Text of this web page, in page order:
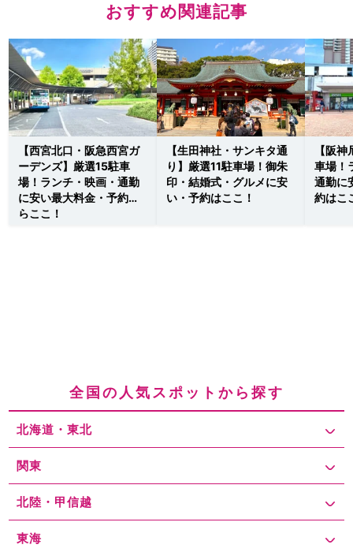
おすすめ関連記事
【西宮北口・阪急西宮ガ
ーデンズ】厳選15駐車
場！ランチ・映画・通勤
に安い最大料金・予約な
らここ！
【生田神社・サンキタ通
り】厳選11駐車場！御朱
印・結婚式・グルメに安
い・予約はここ！
【阪
車場！
通勤に
約はこ
全国の人気スポットから探す
北海道・東北
関東
北陸・甲信越
東海